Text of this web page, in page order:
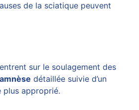
de la sciatique peuvent
sur le soulagement des
détaillée suivie d’un
plus approprié.